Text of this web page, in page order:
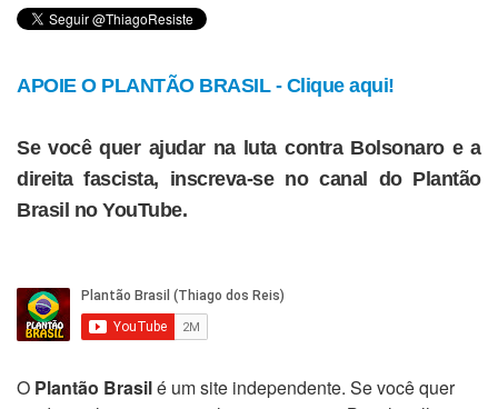
APOIE O PLANTÃO BRASIL - Clique aqui!
Se você quer ajudar na luta contra Bolsonaro e a
direita fascista, inscreva-se no canal do Plantão
Brasil no YouTube.
O Plantão Brasilé um site independente. Se você quer